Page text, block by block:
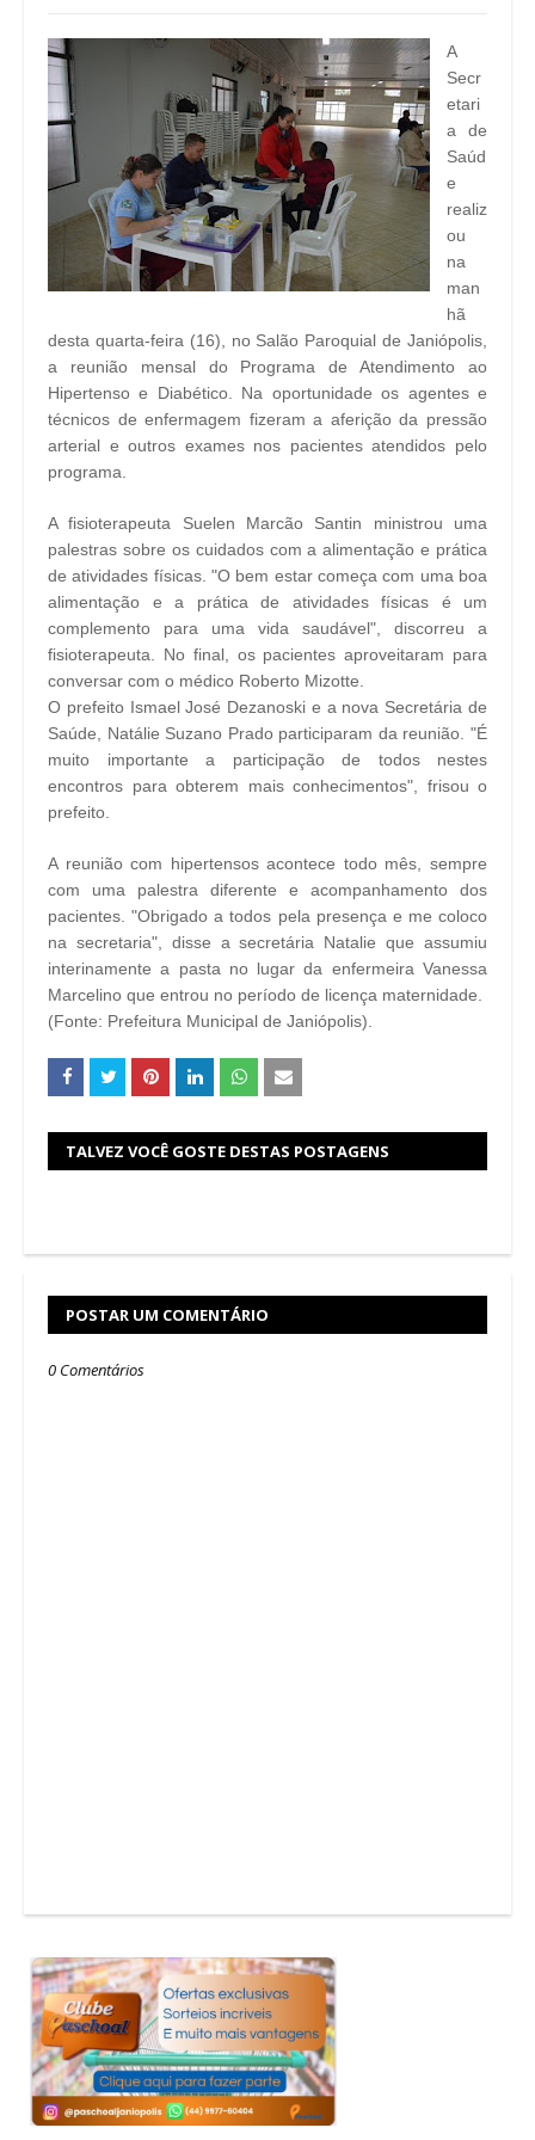
A
Secr
etari
a de
Saúd
e
realiz
ou
na
man
hã
desta quarta-feira (16), no Salão Paroquial de Janiópolis,
a reunião mensal do Programa de Atendimento ao
Hipertenso e Diabético. Na oportunidade os agentes e
técnicos de enfermagem fizeram a aferição da pressão
arterial e outros exames nos pacientes atendidos pelo
programa.
A fisioterapeuta Suelen Marcão Santin ministrou uma
palestras sobre os cuidados com a alimentação e prática
de atividades físicas. "O bem estar começa com uma boa
alimentação e a prática de atividades físicas é um
complemento para uma vida saudável", discorreu a
fisioterapeuta. No final, os pacientes aproveitaram para
conversar com o médico Roberto Mizotte.
O prefeito Ismael José Dezanoski e a nova Secretária de
Saúde, Natálie Suzano Prado participaram da reunião. "É
muito importante a participação de todos nestes
encontros para obterem mais conhecimentos", frisou o
prefeito.
A reunião com hipertensos acontece todo mês, sempre
com uma palestra diferente e acompanhamento dos
pacientes. "Obrigado a todos pela presença e me coloco
na secretaria", disse a secretária Natalie que assumiu
interinamente a pasta no lugar da enfermeira Vanessa
Marcelino que entrou no período de licença maternidade.
(Fonte: Prefeitura Municipal de Janiópolis).
TALVEZ VOCÊ GOSTE DESTAS POSTAGENS
POSTAR UM COMENTÁRIO
0 Comentários